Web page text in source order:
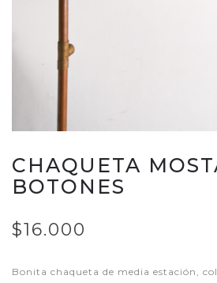
CHAQUETA
BOTONES
$16.000
Bonita chaqueta de media estación,